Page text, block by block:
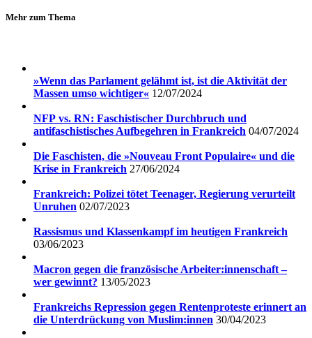
Mehr zum Thema
»Wenn das Parlament gelähmt ist, ist die Aktivität der
Massen umso wichtiger« 12/07/2024
NFP vs. RN: Faschistischer Durchbruch und
antifaschistisches Aufbegehren in Frankreich 04/07/2024
Die Faschisten, die »Nouveau Front Populaire« und die
Krise in Frankreich 27/06/2024
Frankreich: Polizei tötet Teenager, Regierung verurteilt
Unruhen 02/07/2023
Rassismus und Klassenkampf im heutigen Frankreich
03/06/2023
Macron gegen die französische Arbeiter:innenschaft –
wer gewinnt? 13/05/2023
Frankreichs Repression gegen Rentenproteste erinnert an
die Unterdrückung von Muslim:innen 30/04/2023